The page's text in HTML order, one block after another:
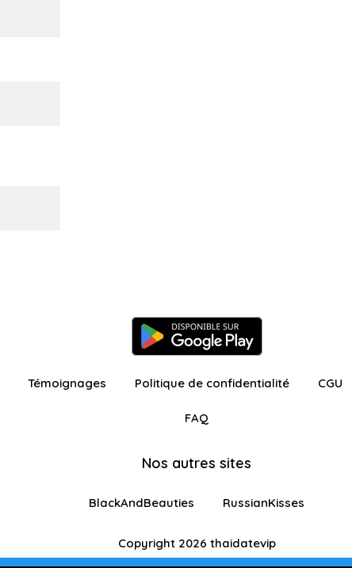
Témoignages Politique de confidentialité CGU
FAQ
Nos autres sites
BlackAndBeauties RussianKisses
Copyright 2026 thaidatevip